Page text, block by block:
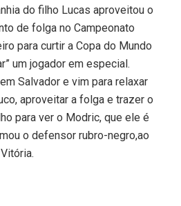
do filho Lucas aproveitou o
de folga no Campeonato
para curtir a Copa do Mundo
um jogador em especial.
Salvador e vim para relaxar
aproveitar a folga e trazer o
para ver o Modric, que ele é
o defensor rubro-negro,ao